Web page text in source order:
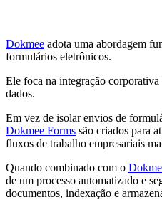
Dokmee adota uma abordagem
formulários eletrônicos.
Ele foca na integração
dados.
Em vez de isolar envios de
Dokmee Forms são criados para
fluxos de trabalho empresariais
Quando combinado com o
de um processo automatizado e
documentos, indexação e